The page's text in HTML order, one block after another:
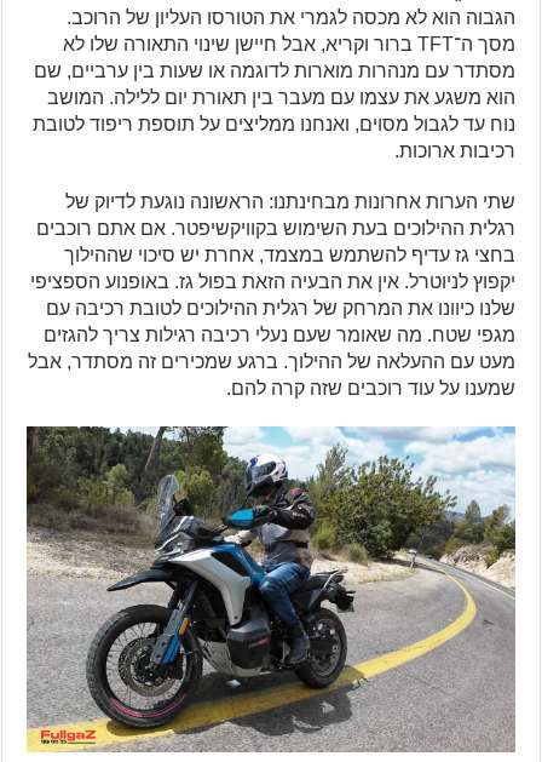
הגבוה הוא לא מכסה לגמרי את הטורסו העליון של הרוכב.
מסך ה־TFT ברור וקריא, אבל חיישן שינוי התאורה שלו לא
מסתדר עם מנהרות מוארות לדוגמה או שעות בין ערביים, שם
הוא משגע את עצמו עם מעבר בין תאורת יום ללילה. המושב
נוח עד לגבול מסוים, ואנחנו ממליצים על תוספת ריפוד לטובת
רכיבות ארוכות.
שתי הערות אחרונות מבחינתנו: הראשונה נוגעת לדיוק של
רגלית ההילוכים בעת השימוש בקוויקשיפטר. אם אתם רוכבים
בחצי גז עדיף להשתמש במצמד, אחרת יש סיכוי שההילוך
יקפוץ לניוטרל. אין את הבעיה הזאת בפול גז. באופנוע הספציפי
שלנו כיוונו את המרחק של רגלית ההילוכים לטובת רכיבה עם
מגפי שטח. מה שאומר שעם נעלי רכיבה רגילות צריך להגזים
מעט עם ההעלאה של ההילוך. ברגע שמכירים זה מסתדר, אבל
שמענו על עוד רוכבים שזה קרה להם.